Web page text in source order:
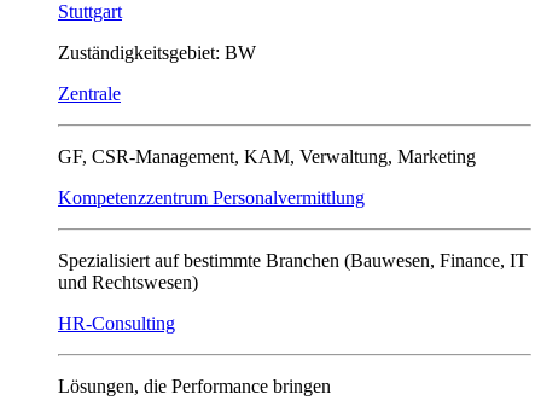
Stuttgart
Zuständigkeitsgebiet: BW
Zentrale
GF, CSR-Management, KAM, Verwaltung, Marketing
Kompetenzzentrum Personalvermittlung
Spezialisiert auf bestimmte Branchen (Bauwesen, Finance, IT
und Rechtswesen)
HR-Consulting
Lösungen, die Performance bringen